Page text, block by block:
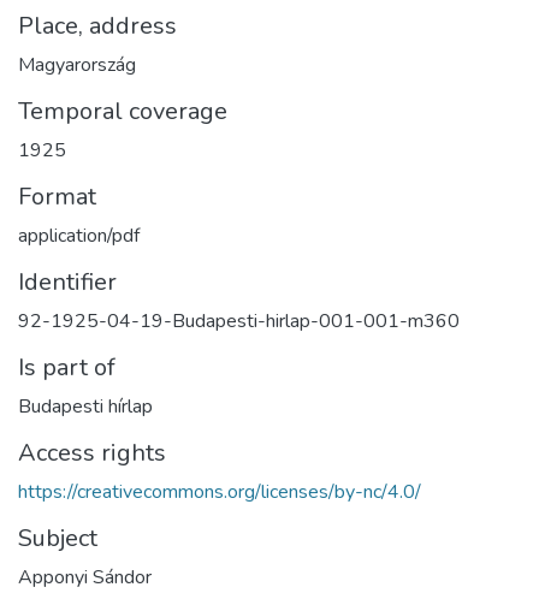
Place, address
Magyarország
Temporal coverage
1925
Format
application/pdf
Identifier
92-1925-04-19-Budapesti-hirlap-001-001-m360
Is part of
Budapesti hírlap
Access rights
https://creativecommons.org/licenses/by-nc/4.0/
Subject
Apponyi Sándor